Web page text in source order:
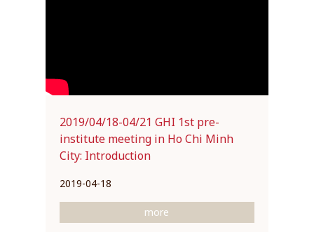
2019/04/18-04/21 GHI 1st pre-
institute meeting in Ho Chi Minh
City: Introduction
2019-04-18
more